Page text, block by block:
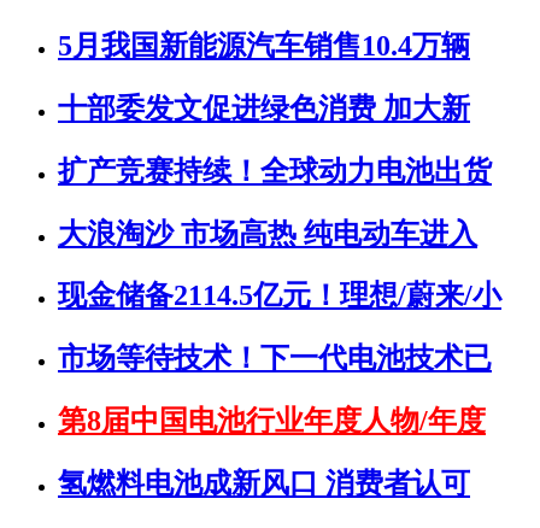
5月我国新能源汽车销售10.4万辆
十部委发文促进绿色消费 加大新
扩产竞赛持续！全球动力电池出货
大浪淘沙 市场高热 纯电动车进入
现金储备2114.5亿元！理想/蔚来/小
市场等待技术！下一代电池技术已
第8届中国电池行业年度人物/年度
氢燃料电池成新风口 消费者认可